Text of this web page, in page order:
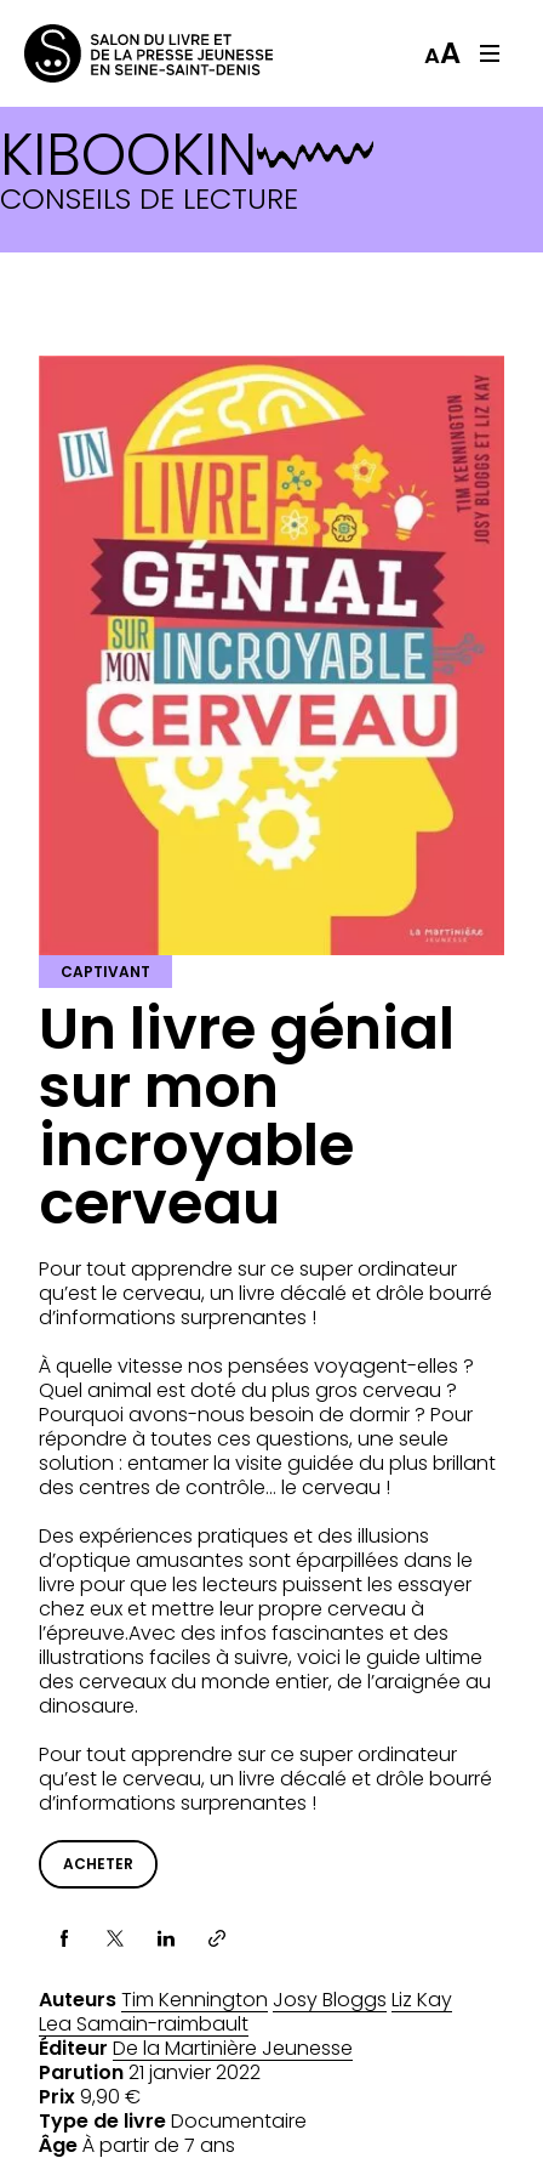
AA
KIBOOKIN
CONSEILS DE LECTURE
CAPTIVANT
Un livre génial
sur mon
incroyable
cerveau
Pour tout apprendre sur ce super ordinateur
qu’est le cerveau, un livre décalé et drôle bourré
d’informations surprenantes !
À quelle vitesse nos pensées voyagent-elles ?
Quel animal est doté du plus gros cerveau ?
Pourquoi avons-nous besoin de dormir ? Pour
répondre à toutes ces questions, une seule
solution : entamer la visite guidée du plus brillant
des centres de contrôle… le cerveau !
Des expériences pratiques et des illusions
d’optique amusantes sont éparpillées dans le
livre pour que les lecteurs puissent les essayer
chez eux et mettre leur propre cerveau à
l’épreuve.Avec des infos fascinantes et des
illustrations faciles à suivre, voici le guide ultime
des cerveaux du monde entier, de l’araignée au
dinosaure.
Pour tout apprendre sur ce super ordinateur
qu’est le cerveau, un livre décalé et drôle bourré
d’informations surprenantes !
ACHETER
Partager via
AuteursTim Kennington Josy Bloggs Liz Kay
Lea Samain-raimbault
Éditeur De la Martinière Jeunesse
Parution21 janvier 2022
Prix9,90 €
Type de livreDocumentaire
ÂgeÀ partir de 7 ans